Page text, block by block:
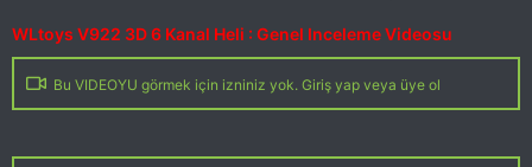
WLtoys V922 3D 6 Kanal Heli : Genel Inceleme Videosu
Bu VIDEOYU görmek için izniniz yok. Giriş yap veya üye ol